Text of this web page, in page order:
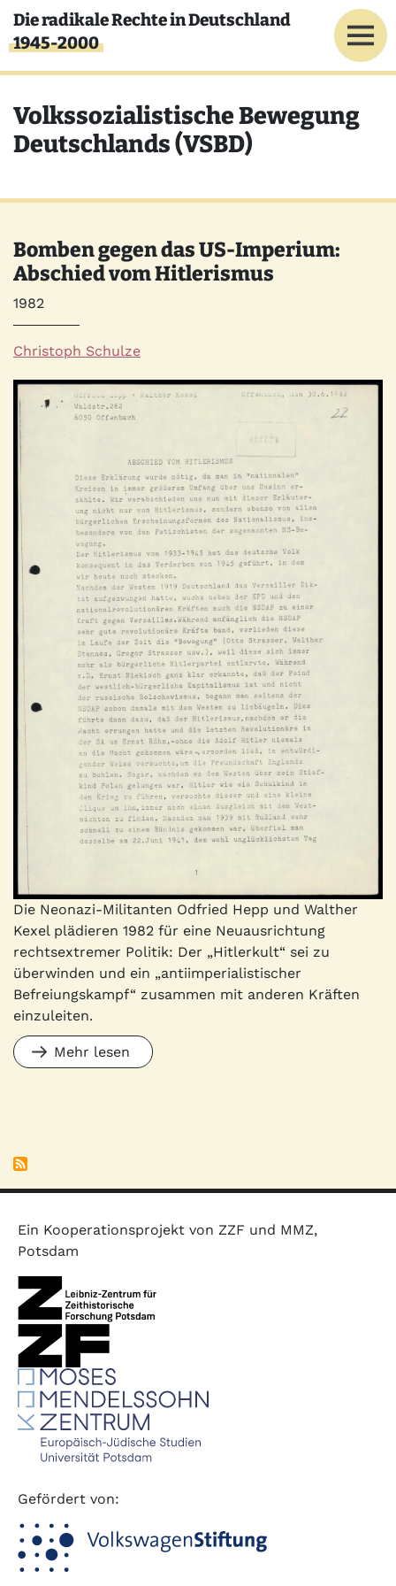
Direkt zum Inhalt
Die radikale Rechte in Deutschland
1945-2000
Volkssozialistische Bewegung
Deutschlands (VSBD)
Bomben gegen das US-Imperium:
Abschied vom Hitlerismus
Jahr
1982
Autor*innen
Christoph Schulze
Quelle
Bild
Die Neonazi-Militanten Odfried Hepp und Walther
Kexel plädieren 1982 für eine Neuausrichtung
rechtsextremer Politik: Der „Hitlerkult“ sei zu
überwinden und ein „antiimperialistischer
Befreiungskampf“ zusammen mit anderen Kräften
einzuleiten.
Mehr lesen
Ein Kooperationsprojekt von ZZF und MMZ,
Potsdam
Gefördert von: